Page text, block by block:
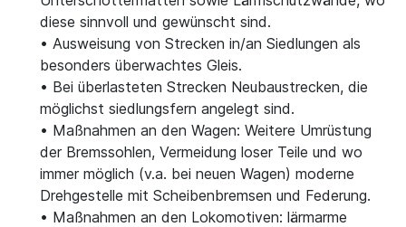
diese sinnvoll und gewünscht sind.
• Ausweisung von Strecken in/an Siedlungen als
besonders überwachtes Gleis.
• Bei überlasteten Strecken Neubaustrecken, die
möglichst siedlungsfern angelegt sind.
• Maßnahmen an den Wagen: Weitere Umrüstung
der Bremssohlen, Vermeidung loser Teile und wo
immer möglich (v.a. bei neuen Wagen) moderne
Drehgestelle mit Scheibenbremsen und Federung.
• Maßnahmen an den Lokomotiven: lärmarme